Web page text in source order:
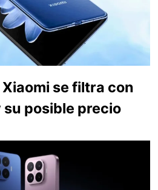
Xiaomi se filtra con
posible precio